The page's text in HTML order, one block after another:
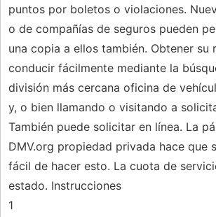
puntos por boletos o violaciones.
o de compañías de seguros pueden
una copia a ellos también. Obtener su
conducir fácilmente mediante la
división más cercana oficina de
y, o bien llamando o visitando a
También puede solicitar en línea. La
DMV.org propiedad privada hace que
fácil de hacer esto. La cuota de
estado. Instrucciones
1